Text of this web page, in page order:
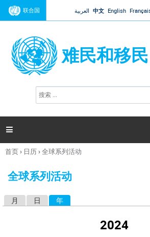
Jump to navigation
联合国 العربية 中文 English
难民和移民
搜
索

你
这
首页› 日历›全球系列活动
全球系列活动
月 日 年
2024